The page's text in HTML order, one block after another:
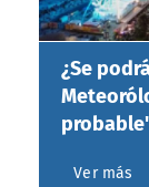
¿Se
Ver más